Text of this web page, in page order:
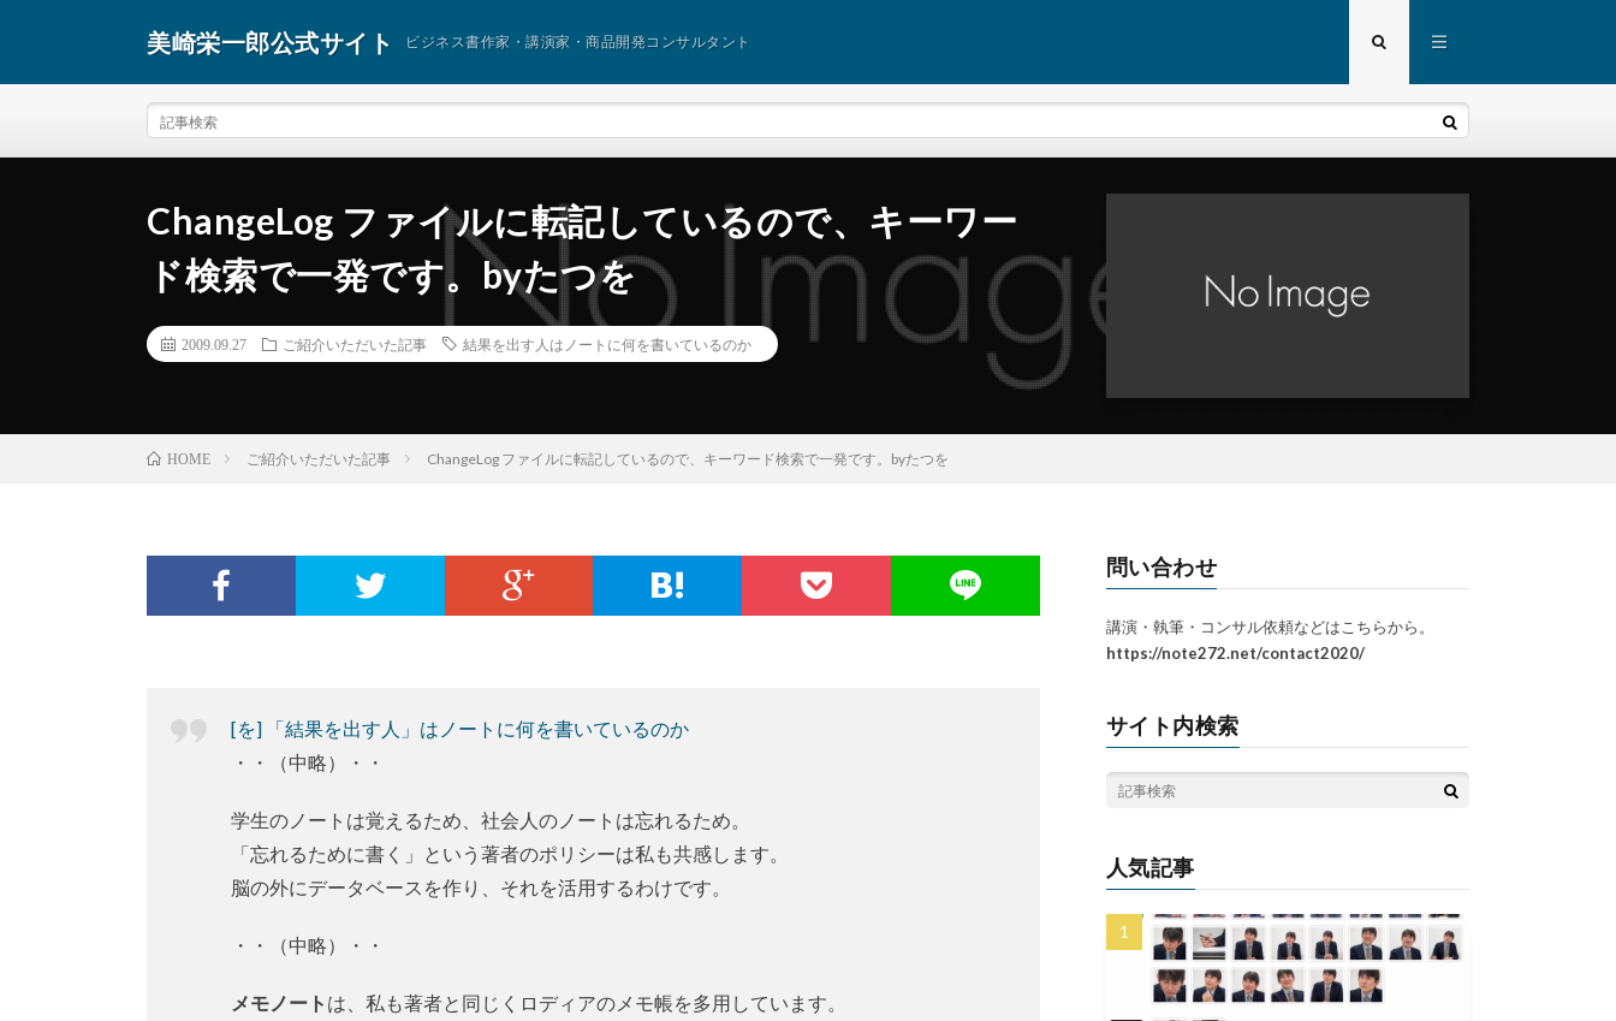
美崎栄一郎公式サイト ビジネス書作家・講演家・商品開発コンサルタント
ChangeLog ファイルに転記しているので、キーワー
ド検索で一発です。byたつを
2009.09.27 ご紹介いただいた記事 結果を出す人はノートに何を書いているのか
HOME ご紹介いただいた記事 ChangeLog ファイルに転記しているので、キーワード検索で一発です。byたつを
[を] 「結果を出す人」はノートに何を書いているのか
・・（中略）・・
学生のノートは覚えるため、社会人のノートは忘れるため。
「忘れるために書く」という著者のポリシーは私も共感します。
脳の外にデータベースを作り、それを活用するわけです。
・・（中略）・・
メモノート は、私も著者と同じくロディアのメモ帳を多用しています。
問い合わせ
講演・執筆・コンサル依頼などはこちらから。
https://note272.net/contact2020/
サイト内検索
人気記事